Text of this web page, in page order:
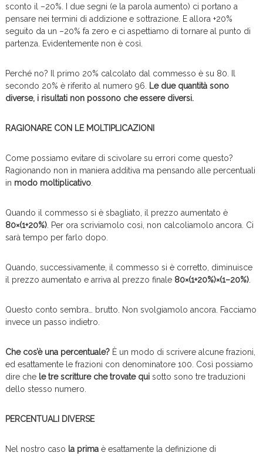
sconto il –20%. I due segni (e la parola aumento) ci portano a
pensare nei termini di addizione e sottrazione. E allora +20%
seguito da un –20% fa zero e ci aspettiamo di tornare al punto di
partenza. Evidentemente non è così.
Perché no? Il primo 20% calcolato dal commesso è su 80. Il
secondo 20% è riferito al numero 96. Le due quantità sono
diverse, i risultati non possono che essere diversi.
RAGIONARE CON LE MOLTIPLICAZIONI
Come possiamo evitare di scivolare su errori come questo?
Ragionando non in maniera additiva ma pensando alle percentuali
in modo moltiplicativo.
Quando il commesso si è sbagliato, il prezzo aumentato è
80×(1+20%). Per ora scriviamolo così, non calcoliamolo ancora. Ci
sarà tempo per farlo dopo.
Quando, successivamente, il commesso si è corretto, diminuisce
il prezzo aumentato e arriva al prezzo finale 80×(1+20%)×(1–20%).
Questo conto sembra… brutto. Non svolgiamolo ancora. Facciamo
invece un passo indietro.
Che cos’è una percentuale?È un modo di scrivere alcune frazioni,
ed esattamente le frazioni con denominatore 100. Così possiamo
dire che le tre scritture che trovate quisotto sono tre traduzioni
dello stesso numero.
PERCENTUALI DIVERSE
Nel nostro caso la primaè esattamente la definizione di